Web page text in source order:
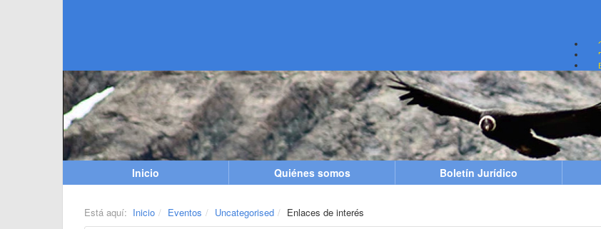
Inicio Quiénes somos Boletín Jurídico
Está aquí: Inicio Eventos Uncategorised Enlaces de interés